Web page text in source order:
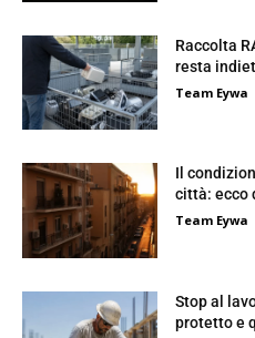
Raccolta
resta
Team Eywa
Il
città: ecco
Team Eywa
Stop al
protetto e